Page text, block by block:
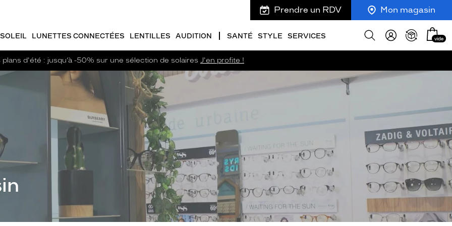
Prendre un RDV Mon magasin
LUNETTES CONNECTÉES LENTILLES AUDITION SANTÉ STYLE SERVICES
Afficher
Mon
panier
vide
plans d'été : jusqu’à -50% sur une sélection de solaires J'en profite !